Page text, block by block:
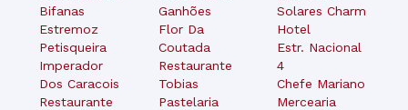
Bifanas
Estremoz
Petisqueira
Imperador
Dos Caracois
Restaurante
Ganhões
Flor Da
Coutada
Restaurante
Tobias
Pastelaria
Solares Charm
Hotel
Estr. Nacional
4
Chefe Mariano
Mercearia